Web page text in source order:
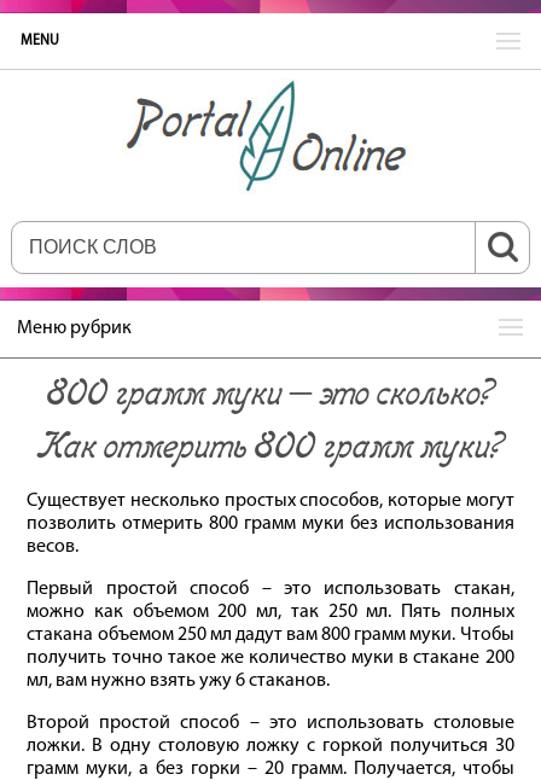
MENU
Меню рубрик
800 грамм муки – это сколько?
Как отмерить 800 грамм муки?
Существует несколько простых способов, которые могут
позволить отмерить 800 грамм муки без использования
весов.
Первый простой способ – это использовать стакан,
можно как объемом 200 мл, так 250 мл. Пять полных
стакана объемом 250 мл дадут вам 800 грамм муки. Чтобы
получить точно такое же количество муки в стакане 200
мл, вам нужно взять ужу 6 стаканов.
Второй простой способ – это использовать столовые
ложки. В одну столовую ложку с горкой получиться 30
грамм муки, а без горки – 20 грамм. Получается, чтобы